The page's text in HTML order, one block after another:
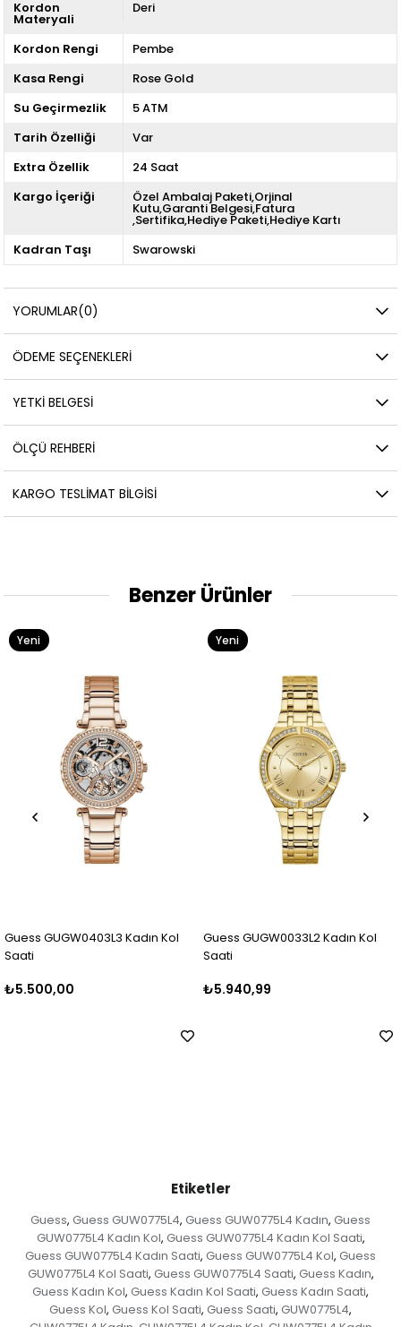
Kordon
Materyali
Deri
Kordon Rengi
Pembe
Kasa Rengi
Rose Gold
Su Geçirmezlik
5 ATM
Tarih Özelliği
Var
Extra Özellik
24 Saat
Kargo İçeriği
Özel Ambalaj Paketi,Orjinal
Kutu,Garanti Belgesi,Fatura
,Sertifika,Hediye Paketi,Hediye Kartı
Kadran Taşı
Swarowski
YORUMLAR(0)
ÖDEME SEÇENEKLERI
YETKİ BELGESİ
ÖLÇÜ REHBERI
KARGO TESLIMAT BILGISI
Benzer Ürünler
Kadın Kol
Guess GUGW0033L2 Kadın Kol
Guess
Etiketler
Guess, Guess GUW0775L4, Guess GUW0775L4 Kadın, Guess
GUW0775L4 Kadın Kol, Guess GUW0775L4 Kadın Kol Saati,
Guess GUW0775L4 Kadın Saati, Guess GUW0775L4 Kol, Guess
GUW0775L4 Kol Saati, Guess GUW0775L4 Saati, Guess Kadın,
Guess Kadın Kol, Guess Kadın Kol Saati, Guess Kadın Saati,
Guess Kol, Guess Kol Saati, Guess Saati, GUW0775L4,